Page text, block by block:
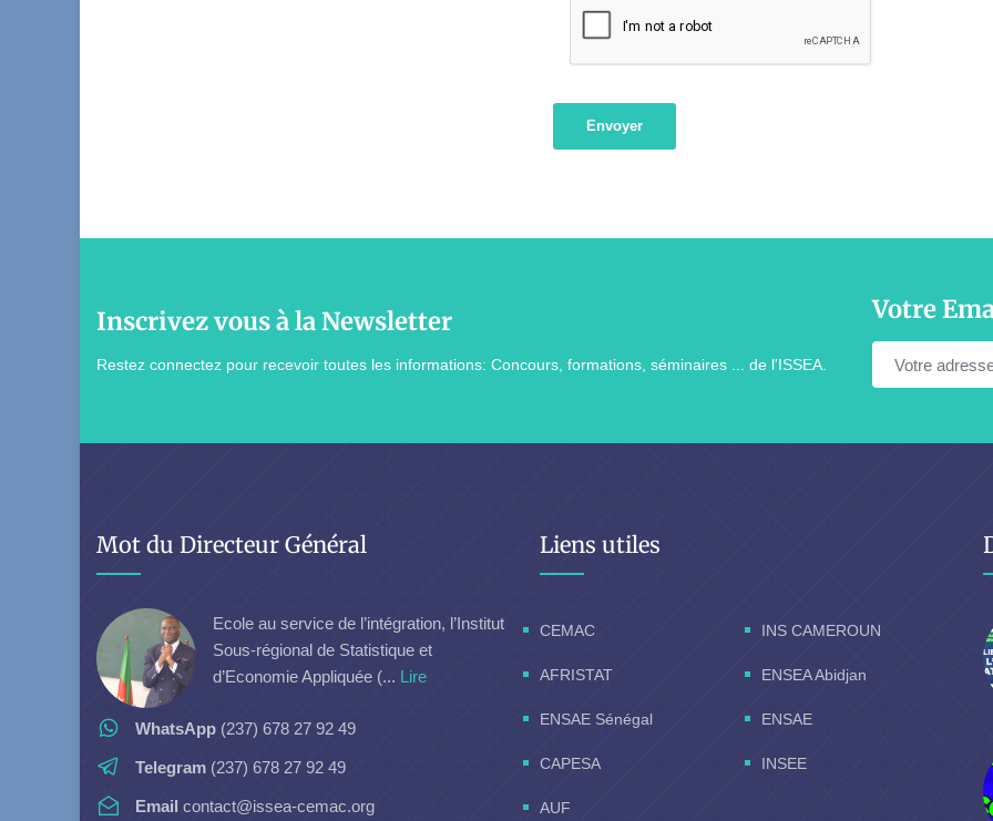
Envoyer
Inscrivez vous à la Newsletter
Restez connectez pour recevoir toutes les informations: Concours, formations, séminaires ... de l'ISSEA.
Votre
Mot du Directeur Général
Ecole au service de l’intégration, l’Institut
Sous-régional de Statistique et
d’Economie Appliquée (... Lire
WhatsApp (237) 678 27 92 49
Telegram (237) 678 27 92 49
Email contact@issea-cemac.org
Liens utiles
CEMAC INS CAMEROUN
AFRISTAT ENSEA Abidjan
ENSAE Sénégal ENSAE
CAPESA INSEE
AUF